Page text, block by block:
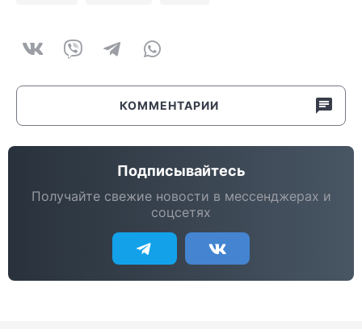
КОММЕНТАРИИ
Подписывайтесь
Получайте свежие новости в мессенджерах и
соцсетях